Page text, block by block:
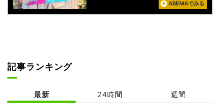
ABEMAでみる
記事ランキング
最新 24時間 週間